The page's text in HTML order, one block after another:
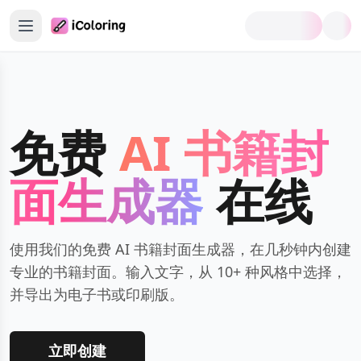
书生成器
色书生成器
籍封面生成器
与趣味工具
工具
涂色页
免费AI 书籍封
面生成器在线
使用我们的免费 AI 书籍封面生成器，在几秒钟内创建
专业的书籍封面。输入文字，从 10+ 种风格中选择，
并导出为电子书或印刷版。
立即创建